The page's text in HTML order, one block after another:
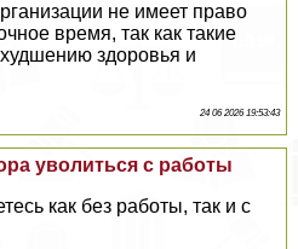
не имеет право
время, так как такие
здоровья и
24 06 2026 19:53:43
уволиться с работы
как без работы, так и с